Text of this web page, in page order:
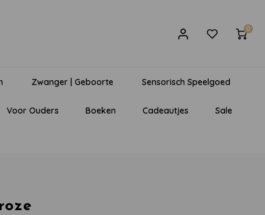
0
Zwanger | Geboorte Sensorisch Speelgoed
Voor Ouders Boeken Cadeautjes Sale